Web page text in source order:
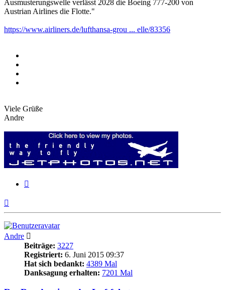
Ausmusterungswelle verlässt 2028 die Boeing 777-200 von
Austrian Airlines die Flotte."
https://www.airliners.de/lufthansa-grou ... elle/83356
Viele Grüße
Andre
Andre
Beiträge: 3227
Registriert: 6. Juni 2015 09:37
Hat sich bedankt: 4389 Mal
Danksagung erhalten: 7201 Mal